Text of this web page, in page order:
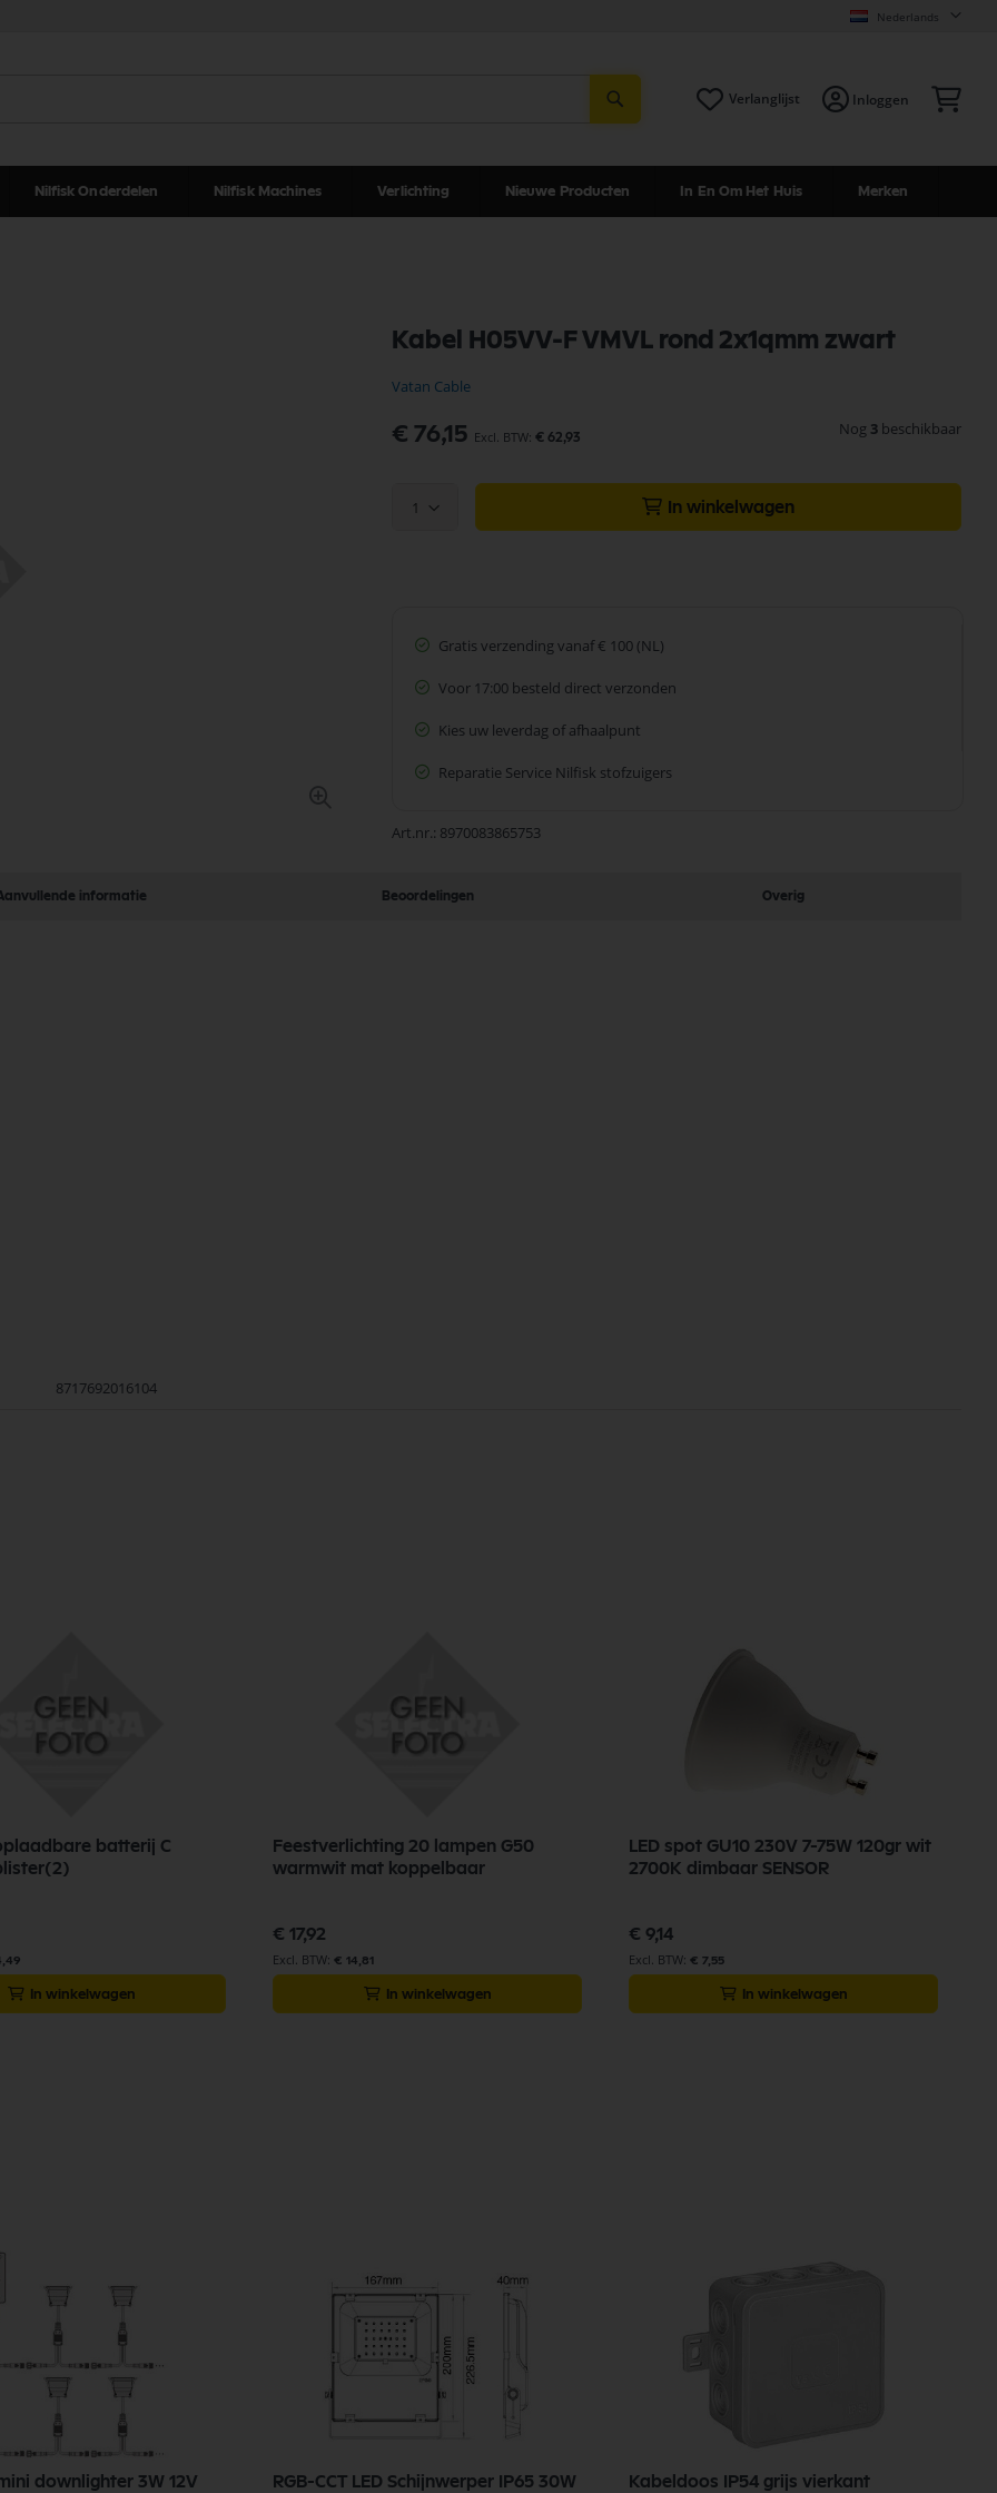
Nederlands
Verlanglijst Inloggen
Nilfisk Onderdelen Nilfisk Machines Verlichting Nieuwe Producten In En Om Het Huis Merken
Kabel H05VV-F VMVL rond 2x1qmm zwart
Vatan Cable
€ 76,15 € 62,93 Nog 3 beschikbaar
1 In winkelwagen
Gratis verzending vanaf € 100 (NL)
Voor 17:00 besteld direct verzonden
Kies uw leverdag of afhaalpunt
Reparatie Service Nilfisk stofzuigers
Art.nr. 8970083865753
informatie Beoordelingen Overig
8717692016104
batterij C
In winkelwagen
Feestverlichting 20 lampen G50
warmwit mat koppelbaar
€ 17,92
€ 14,81
In winkelwagen
LED spot GU10 230V 7-75W 120gr wit
2700K dimbaar SENSOR
€ 9,14
€ 7,55
In winkelwagen
downlighter 3W 12V
RGB-CCT LED Schijnwerper IP65 30W
Kabeldoos IP54 grijs vierkant